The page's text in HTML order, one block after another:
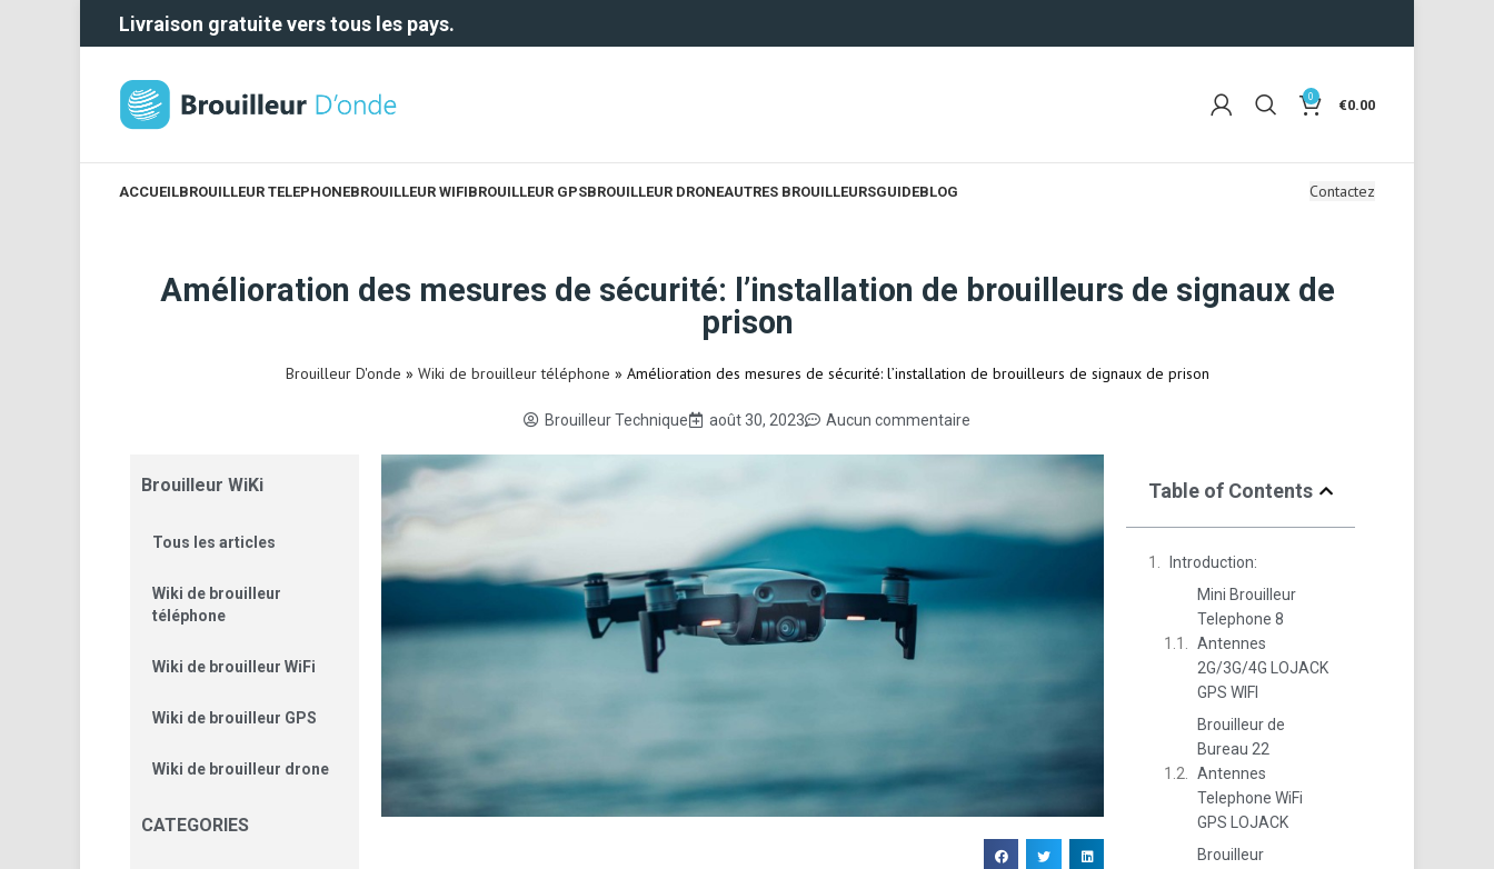
Livraison gratuite vers tous les pays.
0 €0.00
ACCUEILBROUILLEUR TELEPHONEBROUILLEUR WIFIBROUILLEUR GPSBROUILLEUR DRONEAUTRES BROUILLEURSGUIDEBLOG Contactez
Amélioration des mesures de sécurité: l’installation de brouilleurs de signaux de
prison
Brouilleur D'onde » Wiki de brouilleur téléphone » Amélioration des mesures de sécurité: l’installation de brouilleurs de signaux de prison
Brouilleur Technique août 30, 2023 Aucun commentaire
Brouilleur WiKi
Tous les articles
Wiki de brouilleur
téléphone
Wiki de brouilleur WiFi
Wiki de brouilleur GPS
Wiki de brouilleur drone
CATEGORIES
Table of Contents
Introduction:
Mini Brouilleur
Telephone 8
Antennes
2G/3G/4G LOJACK
GPS WIFI
Brouilleur de
Bureau 22
Antennes
Telephone WiFi
GPS LOJACK
Brouilleur